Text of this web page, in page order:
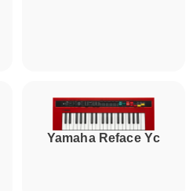
Yamaha Reface Yc